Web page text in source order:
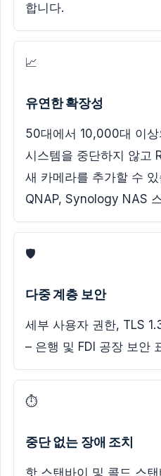
합니다.
📈
유연한 확장성
50대에서 10,000대 이
시스템을 중단하지 않고
새 카메라를 추가할 수 있
QNAP, Synology NAS
🛡️
다중 계층 보안
세부 사용자 권한, TLS
– 은행 및 FDI 공장 보안
⏱️
중단 없는 장애 조치
핫 스탠바이 및 콜드 스